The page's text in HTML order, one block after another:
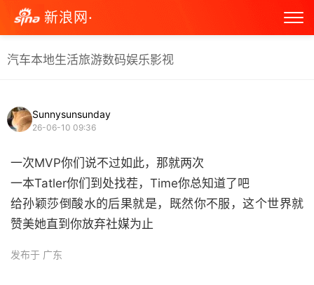
新浪网·
汽车本地生活旅游数码娱乐影视
Sunnysunsunday
26-06-10 09:36
一次MVP你们说不过如此，那就两次
一本Tatler你们到处找茬，Time你总知道了吧
给孙颖莎倒酸水的后果就是，既然你不服，这个世界就
赞美她直到你放弃社媒为止 ​
发布于 广东